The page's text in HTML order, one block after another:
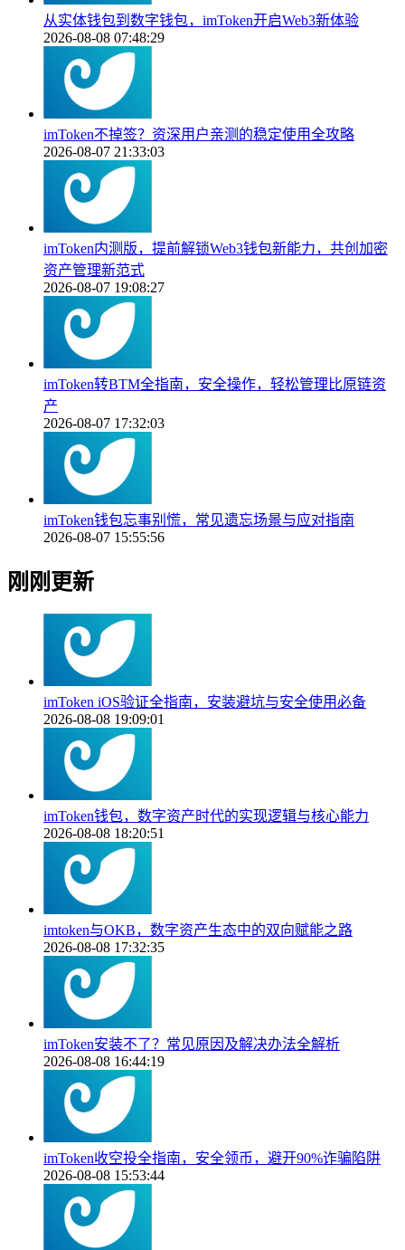
从实体钱包到数字钱包，imToken开启Web3新体验
2026-08-08 07:48:29
imToken不掉签？资深用户亲测的稳定使用全攻略
2026-08-07 21:33:03
imToken内测版，提前解锁Web3钱包新能力，共创加密
资产管理新范式
2026-08-07 19:08:27
imToken转BTM全指南，安全操作，轻松管理比原链资
产
2026-08-07 17:32:03
imToken钱包忘事别慌，常见遗忘场景与应对指南
2026-08-07 15:55:56
刚刚更新
imToken iOS验证全指南，安装避坑与安全使用必备
2026-08-08 19:09:01
imToken钱包，数字资产时代的实现逻辑与核心能力
2026-08-08 18:20:51
imtoken与OKB，数字资产生态中的双向赋能之路
2026-08-08 17:32:35
imToken安装不了？常见原因及解决办法全解析
2026-08-08 16:44:19
imToken收空投全指南，安全领币，避开90%诈骗陷阱
2026-08-08 15:53:44